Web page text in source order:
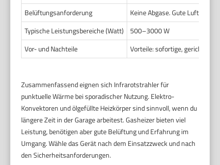
Belüftungsanforderung
Keine Abgase. Gute
Typische Leistungsbereiche (Watt)
500–3000 W
Vor- und Nachteile
Vorteile: sofortige, gerichtete
Zusammenfassend eignen sich Infrarotstrahler für
punktuelle Wärme bei sporadischer Nutzung. Elektro-
Konvektoren und ölgefüllte Heizkörper sind sinnvoll, wenn du
längere Zeit in der Garage arbeitest. Gasheizer bieten viel
Leistung, benötigen aber gute Belüftung und Erfahrung im
Umgang. Wähle das Gerät nach dem Einsatzzweck und nach
den Sicherheitsanforderungen.